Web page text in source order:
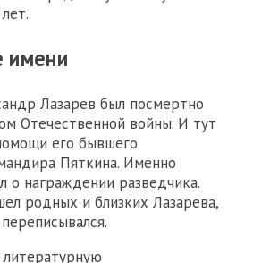
имени
Лазарев был посмертно
Отечественной войны. И тут
его бывшего
Пяткина. Именно
о награждении разведчика.
родных и близких Лазарева,